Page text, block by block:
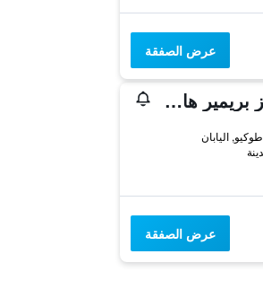
عرض الصفقة
هوتل ماي ستايز بريمير هاماماتسوشو
عرض الصفقة